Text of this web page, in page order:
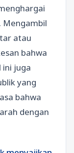
Mengambil
atau
bahwa
ini juga
yang
bahwa
dengan